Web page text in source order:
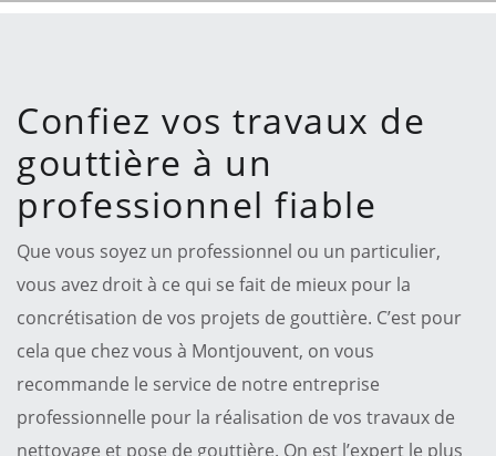
Confiez vos travaux de
gouttière à un
professionnel fiable
Que vous soyez un professionnel ou un particulier,
vous avez droit à ce qui se fait de mieux pour la
concrétisation de vos projets de gouttière. C’est pour
cela que chez vous à Montjouvent, on vous
recommande le service de notre entreprise
professionnelle pour la réalisation de vos travaux de
nettoyage et pose de gouttière. On est l’expert le plus